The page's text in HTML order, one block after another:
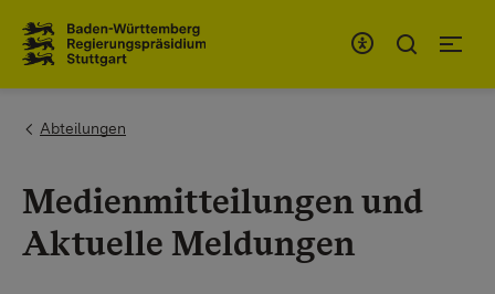
You are here:
Abteilungen
Medienmitteilungen und
Aktuelle Meldungen